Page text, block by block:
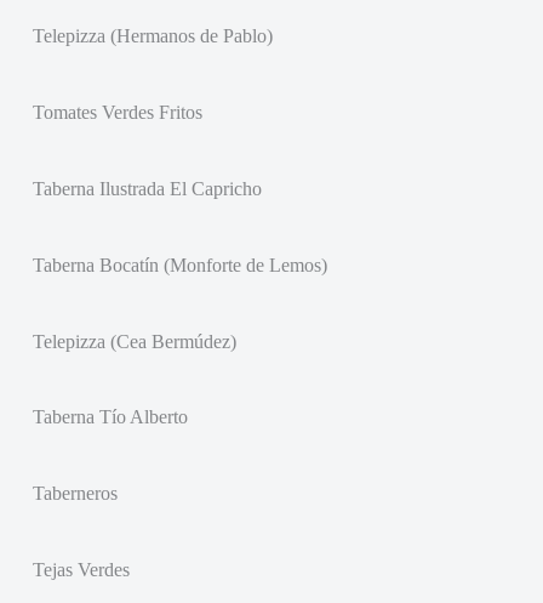
Telepizza (Hermanos de Pablo)
Tomates Verdes Fritos
Taberna Ilustrada El Capricho
Taberna Bocatín (Monforte de Lemos)
Telepizza (Cea Bermúdez)
Taberna Tío Alberto
Taberneros
Tejas Verdes